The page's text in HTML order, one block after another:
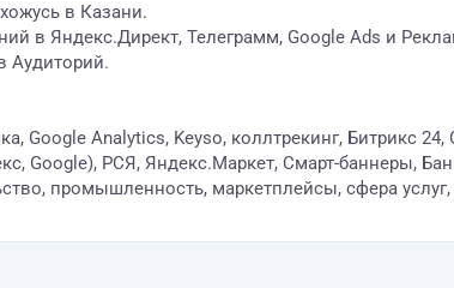
в Казани.
в Яндекс.Директ, Телеграмм, Google Ads и
Аудиторий.
Analytics, Keyso, коллтрекинг, Битрикс 24,
Google), РСЯ, Яндекс.Маркет, Смарт-баннеры,
промышленность, маркетплейсы, сфера услуг,